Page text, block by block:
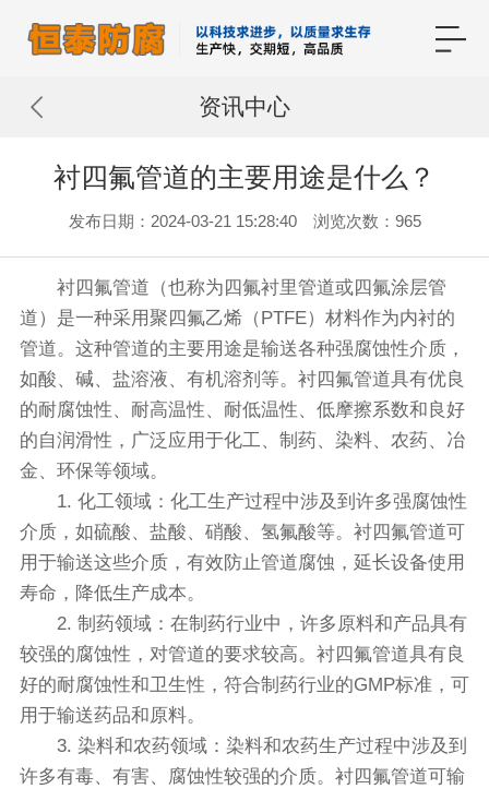
资讯中心
衬四氟管道的主要用途是什么？
发布日期：2024-03-21 15:28:40 浏览次数：965
衬四氟管道（也称为四氟衬里管道或四氟涂层管
道）是一种采用聚四氟乙烯（PTFE）材料作为内衬的
管道。这种管道的主要用途是输送各种强腐蚀性介质，
如酸、碱、盐溶液、有机溶剂等。衬四氟管道具有优良
的耐腐蚀性、耐高温性、耐低温性、低摩擦系数和良好
的自润滑性，广泛应用于化工、制药、染料、农药、冶
金、环保等领域。
1. 化工领域：化工生产过程中涉及到许多强腐蚀性
介质，如硫酸、盐酸、硝酸、氢氟酸等。衬四氟管道可
用于输送这些介质，有效防止管道腐蚀，延长设备使用
寿命，降低生产成本。
2. 制药领域：在制药行业中，许多原料和产品具有
较强的腐蚀性，对管道的要求较高。衬四氟管道具有良
好的耐腐蚀性和卫生性，符合制药行业的GMP标准，可
用于输送药品和原料。
3. 染料和农药领域：染料和农药生产过程中涉及到
许多有毒、有害、腐蚀性较强的介质。衬四氟管道可输